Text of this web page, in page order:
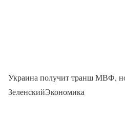
Украина получит транш МВФ, но
ЗеленскийЭкономика